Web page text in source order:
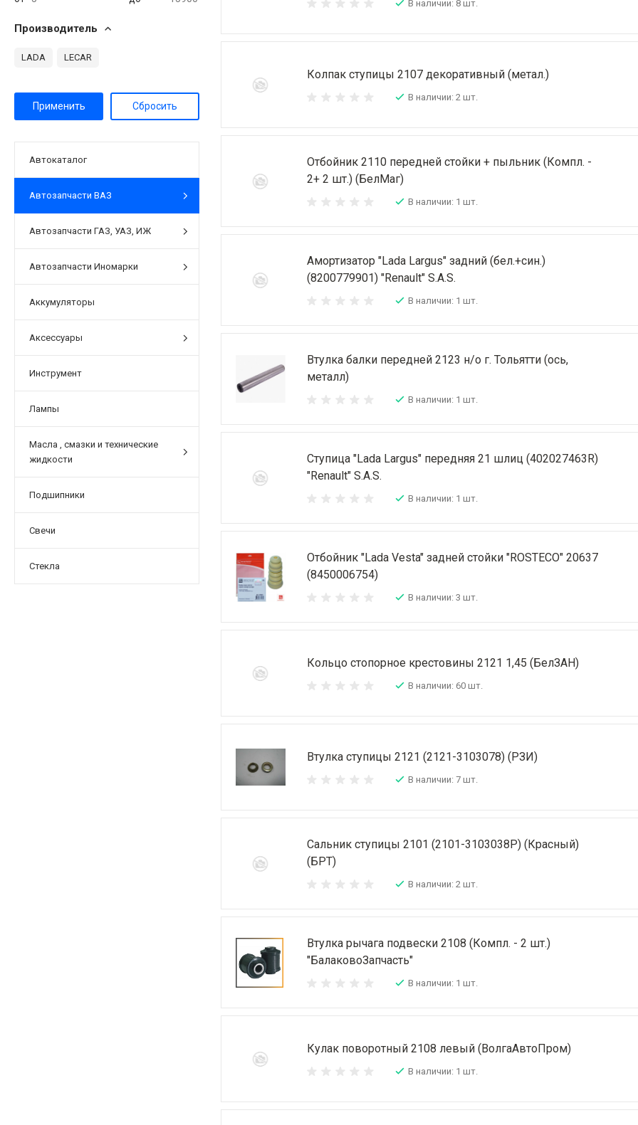
Производитель
LADA LECAR
Автокаталог
Автозапчасти ВАЗ
Автозапчасти ГАЗ, УАЗ, ИЖ
Автозапчасти Иномарки
Аккумуляторы
Аксессуары
Инструмент
Лампы
Масла , смазки и технические
жидкости
Подшипники
Свечи
Стекла
В наличии: 8 шт.
Колпак ступицы 2107 декоративный (метал.)
В наличии: 2 шт.
Отбойник 2110 передней стойки + пыльник (Компл. -
2+ 2 шт.) (БелМаг)
В наличии: 1 шт.
Амортизатор "Lada Largus" задний (бел.+син.)
(8200779901) "Renault" S.A.S.
В наличии: 1 шт.
Втулка балки передней 2123 н/о г. Тольятти (ось,
металл)
В наличии: 1 шт.
Ступица "Lada Largus" передняя 21 шлиц (402027463R)
"Renault" S.A.S.
В наличии: 1 шт.
Отбойник "Lada Vesta" задней стойки "ROSTECO" 20637
(8450006754)
В наличии: 3 шт.
Кольцо стопорное крестовины 2121 1,45 (БелЗАН)
В наличии: 60 шт.
Втулка ступицы 2121 (2121-3103078) (РЗИ)
В наличии: 7 шт.
Сальник ступицы 2101 (2101-3103038Р) (Красный)
(БРТ)
В наличии: 2 шт.
Втулка рычага подвески 2108 (Компл. - 2 шт.)
"БалаковоЗапчасть"
В наличии: 1 шт.
Кулак поворотный 2108 левый (ВолгаАвтоПром)
В наличии: 1 шт.